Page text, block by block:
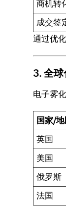
商机转
成交签
通过优
3.全球
电子雾
国家/
英国
美国
俄罗斯
法国